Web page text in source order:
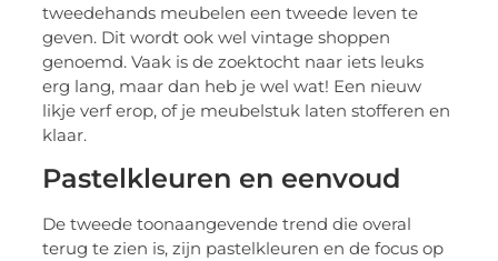
tweedehands meubelen een tweede leven te
geven. Dit wordt ook wel vintage shoppen
genoemd. Vaak is de zoektocht naar iets leuks
erg lang, maar dan heb je wel wat! Een nieuw
likje verf erop, of je meubelstuk laten stofferen en
klaar.
Pastelkleuren en eenvoud
De tweede toonaangevende trend die overal
terug te zien is, zijn pastelkleuren en de focus op